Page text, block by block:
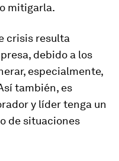
mitigarla.
crisis resulta
debido a los
especialmente,
también, es
y líder tenga un
de situaciones